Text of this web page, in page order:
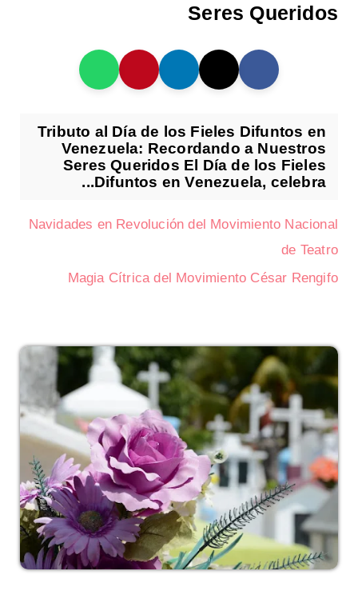
Seres Queridos
Tributo al Día de los Fieles Difuntos en
Venezuela: Recordando a Nuestros
Seres Queridos El Día de los Fieles
Difuntos en Venezuela, celebra...
Navidades en Revolución del Movimiento Nacional
de Teatro
Magia Cítrica del Movimiento César Rengifo